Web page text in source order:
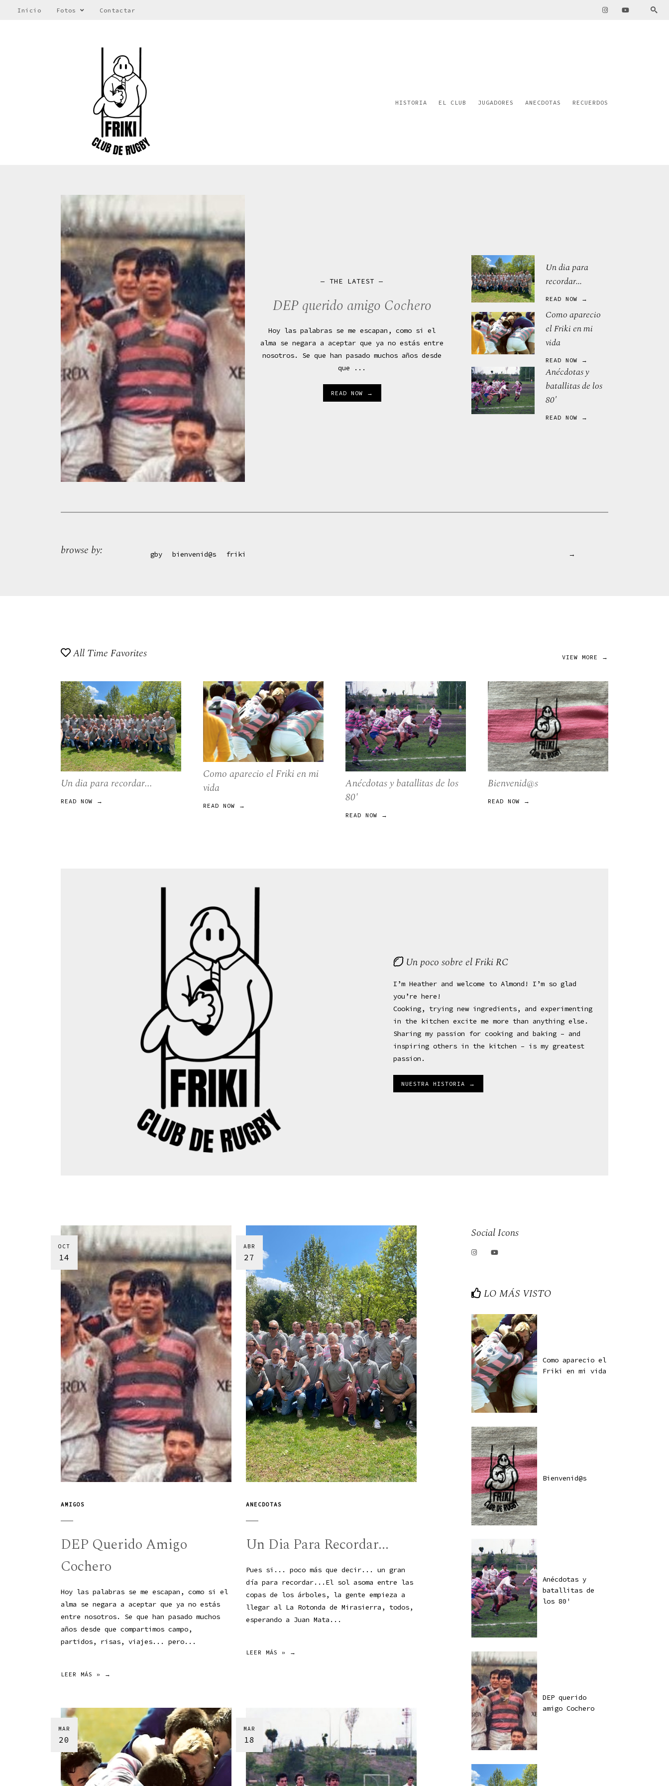
Inicio Fotos Contactar
HISTORIA EL CLUB JUGADORES ANECDOTAS RECUERDOS
— THE LATEST —
DEP querido amigo Cochero
Hoy las palabras se me escapan, como si el
alma se negara a aceptar que ya no estás entre
nosotros. Se que han pasado muchos años desde
que ...
READ NOW →
Un dia para
recordar...
READ NOW →
Como aparecio
el Friki en mi
vida
READ NOW →
Anécdotas y
batallitas de los
80'
READ NOW →
browse by:
anecdotas bienvenid@s friki anecdotas →
All Time Favorites VIEW MORE →
Un dia para recordar...
READ NOW →
Como aparecio el Friki en mi
vida
READ NOW →
Anécdotas y batallitas de los
80'
READ NOW →
Bienvenid@s
READ NOW →
Un poco sobre el Friki RC
I’m Heather and welcome to Almond! I’m so glad
you’re here!
Cooking, trying new ingredients, and experimenting
in the kitchen excite me more than anything else.
Sharing my passion for cooking and baking – and
inspiring others in the kitchen – is my greatest
passion.
NUESTRA HISTORIA →
OCT
14
AMIGOS
DEP Querido Amigo
Cochero
Hoy las palabras se me escapan, como si el
alma se negara a aceptar que ya no estás
entre nosotros. Se que han pasado muchos
años desde que compartimos campo,
partidos, risas, viajes... pero...
LEER MÁS » →
ABR
27
ANECDOTAS
Un Dia Para Recordar...
Pues si... poco más que decir... un gran
día para recordar...El sol asoma entre las
copas de los árboles, la gente empieza a
llegar al La Rotonda de Mirasierra, todos,
esperando a Juan Mata...
LEER MÁS » →
MAR
20
MAR
18
Social Icons
LO MÁS VISTO
Como aparecio el
Friki en mi vida
Bienvenid@s
Anécdotas y
batallitas de
los 80'
DEP querido
amigo Cochero